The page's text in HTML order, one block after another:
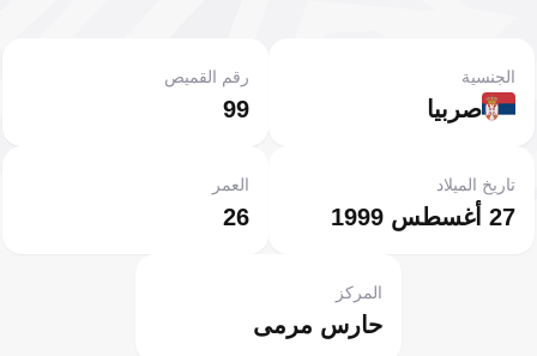
صربيا
الجنسية
99
رقم القميص
27 أغسطس 1999
تاريخ الميلاد
26
العمر
حارس مرمى
المركز